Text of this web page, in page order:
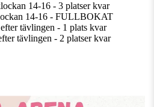
14-16 - 3 platser kvar
14-16 - FULLBOKAT
tävlingen - 1 plats kvar
tävlingen - 2 platser kvar